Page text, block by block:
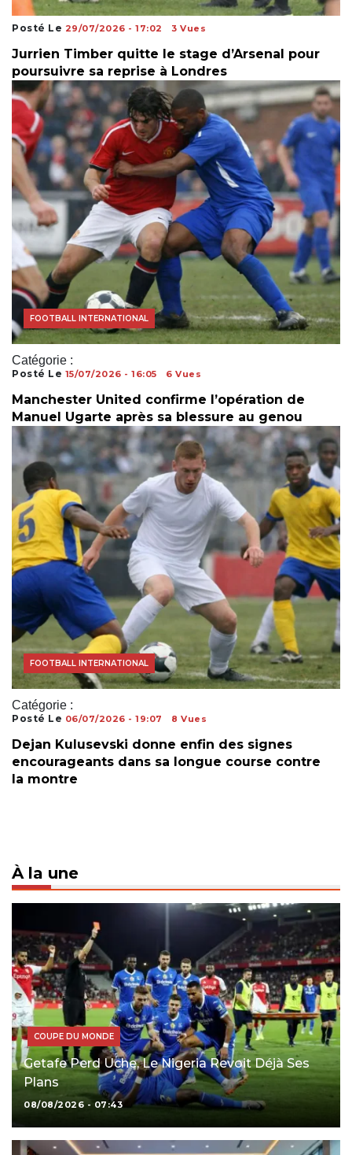
Posté Le 29/07/2026 - 17:02 3 Vues
Jurrien Timber quitte le stage d’Arsenal pour
poursuivre sa reprise à Londres
Catégorie :
COUPE DU MONDE
FOOTBALL INTERNATIONAL
Posté Le 15/07/2026 - 16:05 6 Vues
Manchester United confirme l’opération de
Manuel Ugarte après sa blessure au genou
Catégorie :
ACTUALITÉS FOOTBALL
COUPE DU MONDE
FOOTBALL INTERNATIONAL
Posté Le 06/07/2026 - 19:07 8 Vues
Dejan Kulusevski donne enfin des signes
encourageants dans sa longue course contre
la montre
À la une
COUPE DU MONDE
Getafe Perd Uche, Le Nigeria Revoit Déjà Ses
Plans
08/08/2026 - 07:43